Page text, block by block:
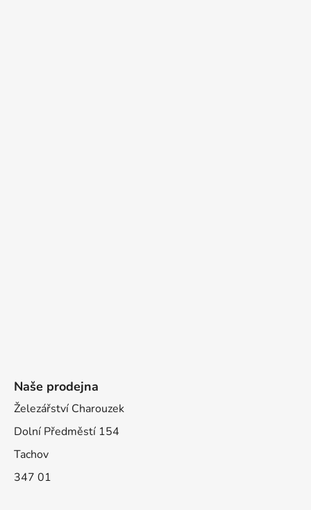
Naše prodejna
Železářství Charouzek
Dolní Předměstí 154
Tachov
347 01